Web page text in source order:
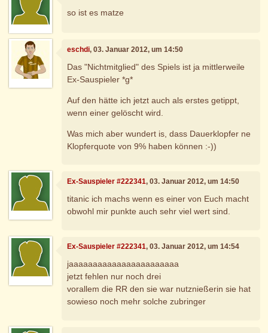
so ist es matze
eschdi, 03. Januar 2012, um 14:50
Das "Nichtmitglied" des Spiels ist ja mittlerweile
Ex-Sauspieler *g*
Auf den hätte ich jetzt auch als erstes getippt,
wenn einer gelöscht wird.
Was mich aber wundert is, dass Dauerklopfer ne
Klopferquote von 9% haben können :-))
Ex-Sauspieler #222341, 03. Januar 2012, um 14:50
titanic ich machs wenn es einer von Euch macht
obwohl mir punkte auch sehr viel wert sind.
Ex-Sauspieler #222341, 03. Januar 2012, um 14:54
jaaaaaaaaaaaaaaaaaaaaaaa
jetzt fehlen nur noch drei
vorallem die RR den sie war nutznießerin sie hat
sowieso noch mehr solche zubringer